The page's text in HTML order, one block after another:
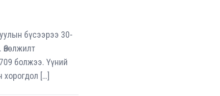
бүсээрээ 30-
болжээ. Үүний
хорогдол […]